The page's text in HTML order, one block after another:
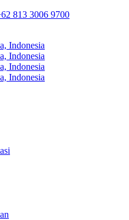
813 3006 9700